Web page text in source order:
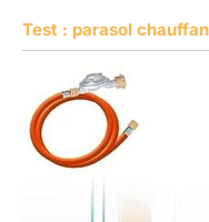
Test : parasol